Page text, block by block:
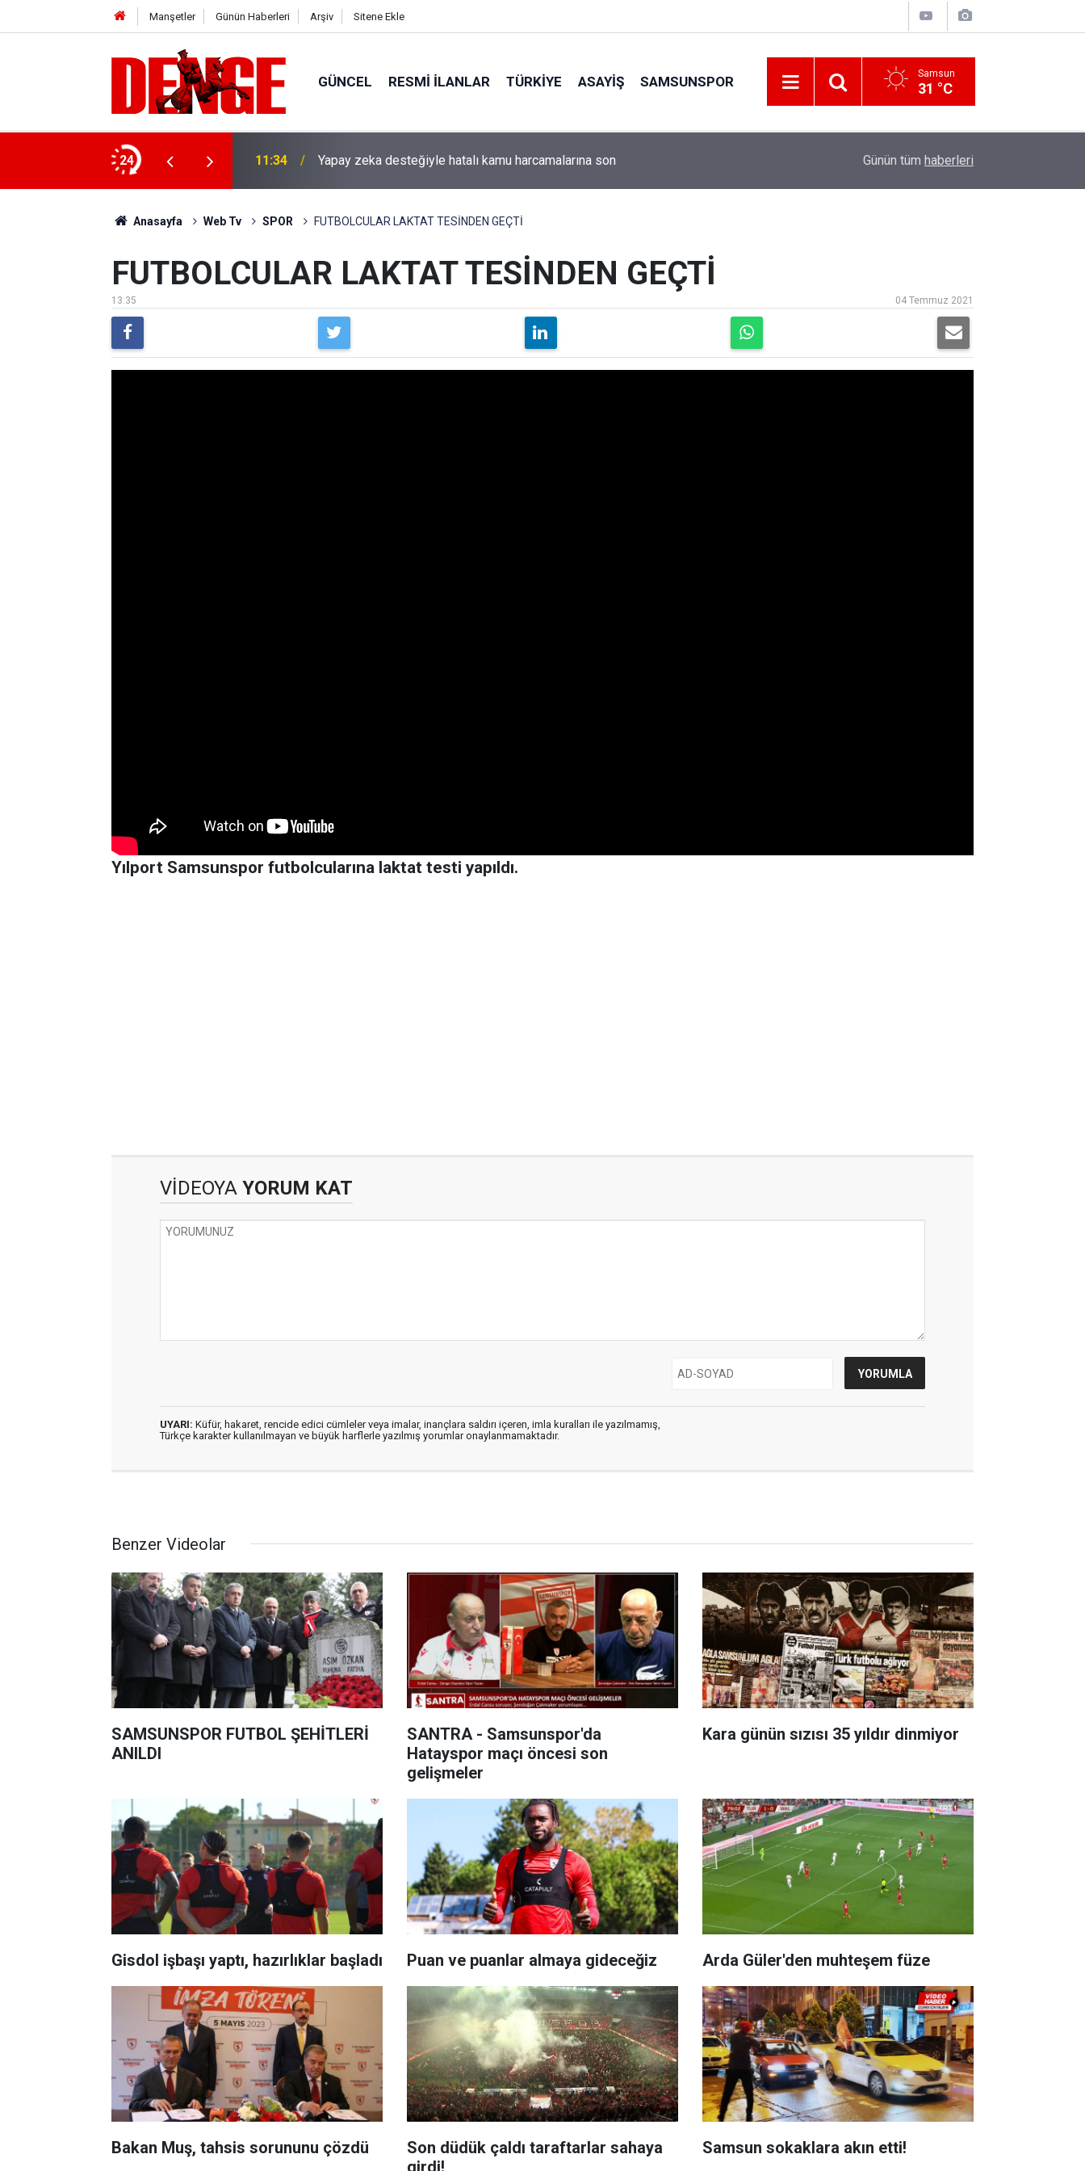
Manşetler Günün Haberleri Arşiv Sitene Ekle
GÜNCEL RESMI İLANLAR TÜRKİYE ASAYİŞ SAMSUNSPOR Samsun
31 °C
24
harcamalarına son 11:33 Aile kampına bu yıl 10 bin başvuru yapıldı Adalet sistemimizi geliştirmeye devam
Günün tüm haberleri
Anasayfa Web Tv SPOR FUTBOLCULAR LAKTAT TESİNDEN GEÇTİ
FUTBOLCULAR LAKTAT TESİNDEN GEÇTİ
13:35 04 Temmuz 2021
Yılport Samsunspor futbolcularına laktat testi yapıldı.
VİDEOYA YORUM KAT
UYARI: Küfür, hakaret, rencide edici cümleler veya imalar, inançlara saldırı içeren, imla kuralları ile yazılmamış,
Türkçe karakter kullanılmayan ve büyük harflerle yazılmış yorumlar onaylanmamaktadır.
Benzer Videolar
SAMSUNSPOR FUTBOL ŞEHİTLERİ
ANILDI
SANTRA - Samsunspor'da
Hatayspor maçı öncesi son
gelişmeler
Kara günün sızısı 35 yıldır dinmiyor
Gisdol işbaşı yaptı, hazırlıklar başladı Puan ve puanlar almaya gideceğiz Arda Güler'den muhteşem füze
Bakan Muş, tahsis sorununu çözdü
Son düdük çaldı taraftarlar sahaya
girdi!
Samsun sokaklara akın etti!